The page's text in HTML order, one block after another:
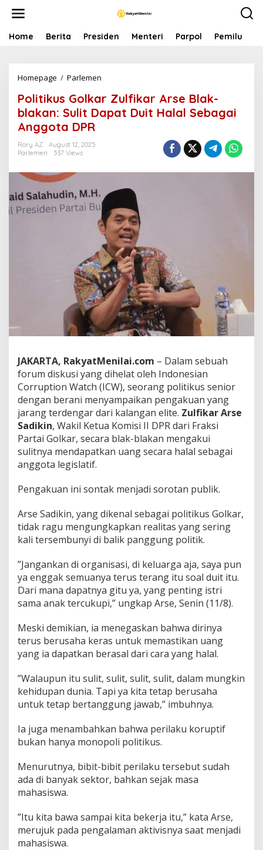
Home Berita Presiden Menteri Parpol Pemilu
Homepage / Parlemen
l
i
t
G
k
a
r
Z
u
l
f
i
k
a
r
A
r
B
l
a
-
b
l
a
k
a
S
l
t
D
p
a
t
D
u
t
H
l
l
S
e
b
g
a
A
n
g
t
a
D
Politikus Golkar Zulfikar Arse Blak-
blakan: Sulit Dapat Duit Halal Sebagai
Anggota DPR
Rory AZ
August 12, 2025
Parlemen
537 Views
JAKARTA, RakyatMenilai.com – Dalam sebuah
forum diskusi yang dihelat oleh Indonesian
Corruption Watch (ICW), seorang politikus senior
dengan berani menyampaikan pengakuan yang
jarang terdengar dari kalangan elite. Zulfikar Arse
Sadikin, Wakil Ketua Komisi II DPR dari Fraksi
Partai Golkar, secara blak-blakan mengakui
sulitnya mendapatkan uang secara halal sebagai
anggota legislatif.
​Pengakuan ini sontak menjadi sorotan publik.
​Arse Sadikin, yang dikenal sebagai politikus Golkar,
tidak ragu mengungkapkan realitas yang sering
kali tersembunyi di balik panggung politik.
​”Jangankan di organisasi, di keluarga aja, saya pun
ya enggak semuanya terus terang itu soal duit itu.
Dari mana dapatnya gitu ya, yang penting istri
sama anak tercukupi,” ungkap Arse, Senin (11/8).
​Meski demikian, ia menegaskan bahwa dirinya
terus berusaha keras untuk memastikan uang
yang ia dapatkan berasal dari cara yang halal.
​”Walaupun itu sulit, sulit, sulit, sulit, dalam mungkin
kehidupan dunia. Tapi ya kita tetap berusaha
untuk tetap bertanggung jawab,” imbuhnya.
​Ia juga menambahkan bahwa perilaku koruptif
bukan hanya monopoli politikus.
​Menurutnya, bibit-bibit perilaku tersebut sudah
ada di banyak sektor, bahkan sejak masa
mahasiswa.
​”Itu kita bawa sampai kita bekerja itu,” kata Arse,
merujuk pada pengalaman aktivisnya saat menjadi
mahasiswa.